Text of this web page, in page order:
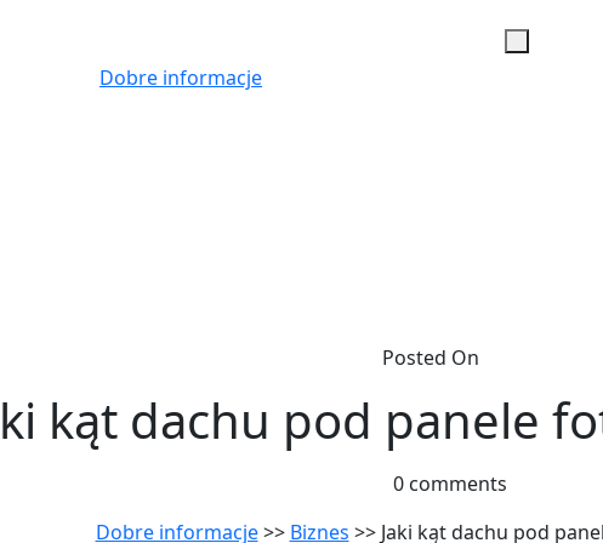
Dobre informacje
Posted On
kąt dachu pod panele
0 comments
Dobre informacje>> Biznes >> Jaki kąt dachu pod